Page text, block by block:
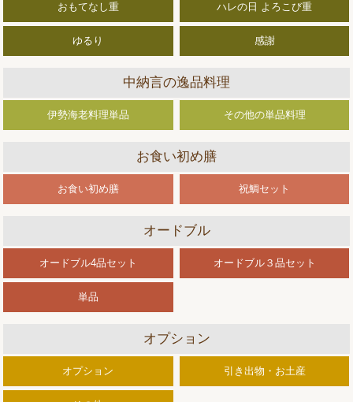
おもてなし重 ハレの日 よろこび重
ゆるり 感謝
中納言の逸品料理
伊勢海老料理単品 その他の単品料理
お食い初め膳
お食い初め膳 祝鯛セット
オードブル
オードブル4品セット オードブル３品セット
単品
オプション
オプション 引き出物・お土産